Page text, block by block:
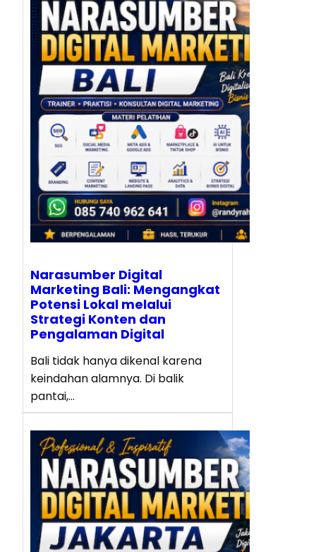
Narasumber Digital
Marketing Bali: Mengangkat
Potensi Lokal melalui
Strategi Konten dan
Pengalaman Digital
Bali tidak hanya dikenal karena
keindahan alamnya. Di balik
pantai,…